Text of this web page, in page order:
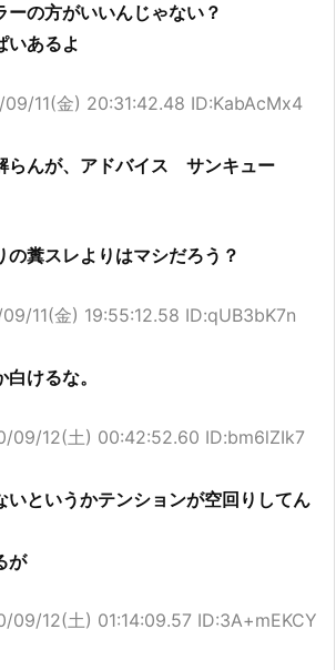
ーの方がいいんじゃない？
いあるよ
11(金) 20:31:42.48 ID:KabAcMx4
らんが、アドバイス サンキュー
の糞スレよりはマシだろう？
11(金) 19:55:12.58 ID:qUB3bK7n
けるな。
09/12(土) 00:42:52.60 ID:bm6lZIk7
いというかテンションが空回りしてん
が
09/12(土) 01:14:09.57 ID:3A+mEKCY